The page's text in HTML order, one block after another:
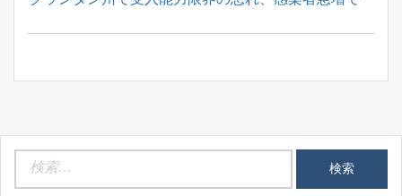
シ
ョ